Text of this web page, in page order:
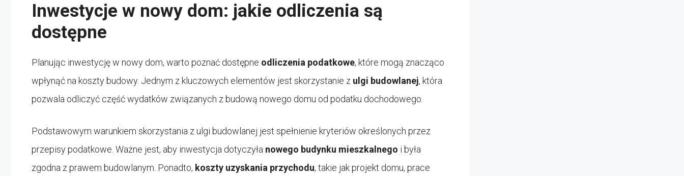
Inwestycje w nowy dom: jakie odliczenia są
dostępne
Planując inwestycję w nowy dom, warto poznać dostępne odliczenia podatkowe, które mogą znacząco
wpłynąć na koszty budowy. Jednym z kluczowych elementów jest skorzystanie z ulgi budowlanej, która
pozwala odliczyć część wydatków związanych z budową nowego domu od podatku dochodowego.
Podstawowym warunkiem skorzystania z ulgi budowlanej jest spełnienie kryteriów określonych przez
przepisy podatkowe. Ważne jest, aby inwestycja dotyczyła nowego budynku mieszkalnego i była
zgodna z prawem budowlanym. Ponadto, koszty uzyskania przychodu, takie jak projekt domu, prace